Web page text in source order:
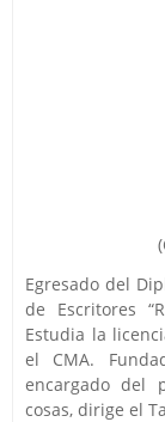
Egresado del
de Escritores
Estudia la
el CMA.
encargado del
cosas, dirige el